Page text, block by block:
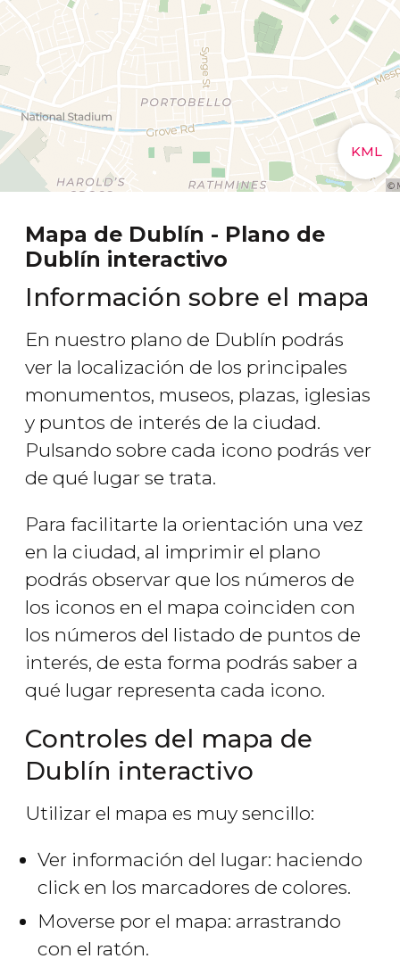
Mapa de Dublín - Plano de
Dublín interactivo
Información sobre el mapa
En nuestro plano de Dublín podrás
ver la localización de los principales
monumentos, museos, plazas, iglesias
y puntos de interés de la ciudad.
Pulsando sobre cada icono podrás ver
de qué lugar se trata.
Para facilitarte la orientación una vez
en la ciudad, al imprimir el plano
podrás observar que los números de
los iconos en el mapa coinciden con
los números del listado de puntos de
interés, de esta forma podrás saber a
qué lugar representa cada icono.
Controles del mapa de
Dublín interactivo
Utilizar el mapa es muy sencillo:
Ver información del lugar: haciendo
click en los marcadores de colores.
Moverse por el mapa: arrastrando
con el ratón.